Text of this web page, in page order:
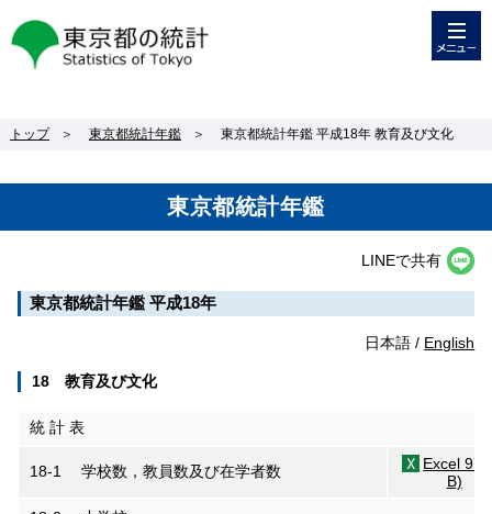
東京都の統計
トップ ＞ 東京都統計年鑑 ＞ 東京都統計年鑑 平成18年 教育及び文化
東京都統計年鑑
LINEで共有
東京都統計年鑑 平成18年
日本語 / English
18 教育及び文化
統 計 表
18-1 学校数，教員数及び在学者数
Excel
B)